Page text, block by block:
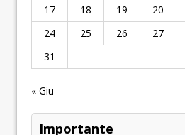
17
18 19 20
24
25 26 27
31
« Giu
Importante